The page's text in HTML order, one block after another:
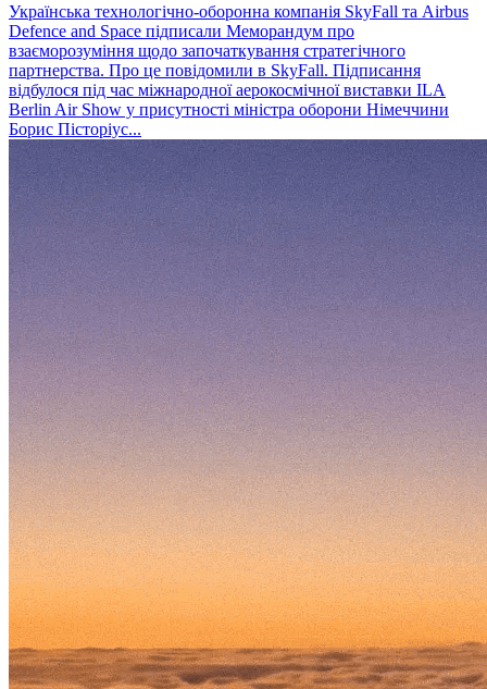
Українська технологічно-оборонна компанія SkyFall та Airbus
Defence and Space підписали Меморандум про
взаєморозуміння щодо започаткування стратегічного
партнерства. Про це повідомили в SkyFall. Підписання
відбулося під час міжнародної аерокосмічної виставки ILA
Berlin Air Show у присутності міністра оборони Німеччини
Борис Пісторіус...